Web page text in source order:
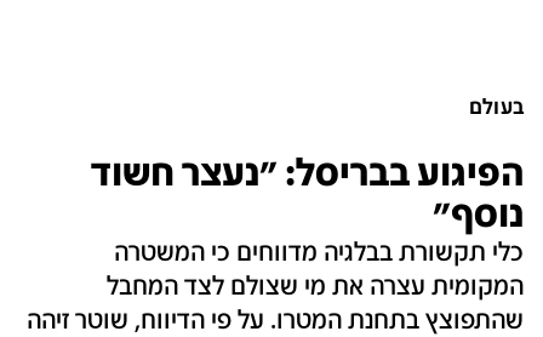
בעולם
הפיגוע בבריסל: "נעצר חשוד
נוסף"
כלי תקשורת בבלגיה מדווחים כי המשטרה
המקומית עצרה את מי שצולם לצד המחבל
שהתפוצץ בתחנת המטרו. על פי הדיווח, שוטר זיהה